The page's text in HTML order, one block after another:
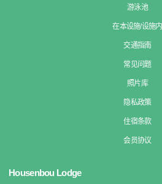
游泳池
在本设施/设施内
交通指南
常见问题
照片库
隐私政策
住宿条款
会员协议
Housenbou Lodge